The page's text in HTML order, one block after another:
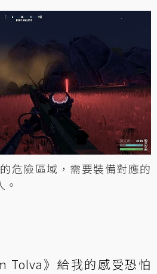
危險區域，需要裝備對應的
Tolva》給我的感受恐怕